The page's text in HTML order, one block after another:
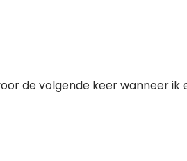
de volgende keer wanneer ik